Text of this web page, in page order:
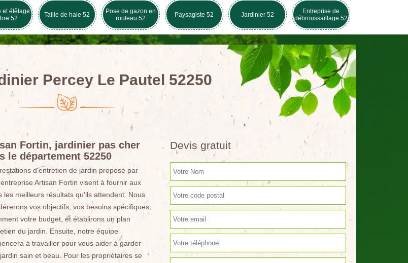
et étêtage
52
Taille de haie 52
Pose de gazon en
rouleau 52
Paysagiste 52 Jardinier 52
Entreprise de
débroussaillage 52
Percey Le Pautel 52250
Fortin, jardinier pas cher
le département 52250
d'entretien de jardin proposé par
Artisan Fortin visent à fournir aux
les meilleurs résultats qu'ils attendent. Nous
vos objectifs, vos besoins spécifiques,
votre budget, et établirons un plan
du jardin. Ensuite, notre équipe
à travailler pour vous aider à garder
sain et beau. Pour les propriétaires se
Devis gratuit